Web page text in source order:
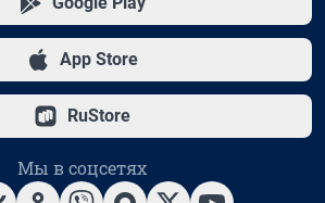
App Store
RuStore
Мы в соцсетях